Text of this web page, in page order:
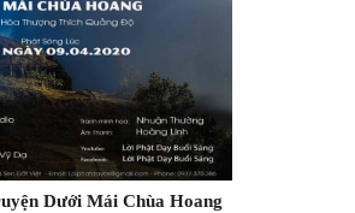
Dưới Mái Chùa Hoang